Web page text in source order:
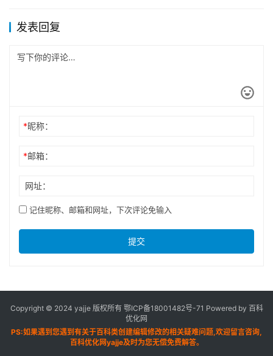
发表回复
*昵称：
*邮箱：
网址：
记住昵称、邮箱和网址，下次评论免输入
提交
Copyright © 2024 yajje 版权所有鄂ICP备18001482号-71 Powered by 百科
优化网
PS:如果遇到您遇到有关于百科类创建编辑修改的相关疑难问题,欢迎留言咨询,
百科优化网yajje及时为您无偿免费解答。